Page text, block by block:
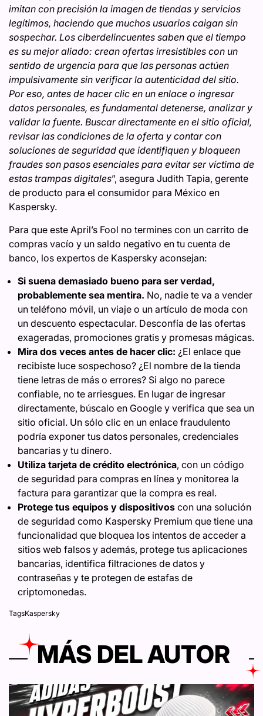
imitan con precisión la imagen de tiendas y servicios
legítimos, haciendo que muchos usuarios caigan sin
sospechar. Los ciberdelincuentes saben que el tiempo
es su mejor aliado: crean ofertas irresistibles con un
sentido de urgencia para que las personas actúen
impulsivamente sin verificar la autenticidad del sitio.
Por eso, antes de hacer clic en un enlace o ingresar
datos personales, es fundamental detenerse, analizar y
validar la fuente. Buscar directamente en el sitio oficial,
revisar las condiciones de la oferta y contar con
soluciones de seguridad que identifiquen y bloqueen
fraudes son pasos esenciales para evitar ser víctima de
estas trampas digitales”, asegura Judith Tapia, gerente
de producto para el consumidor para México en
Kaspersky.
Para que este April’s Fool no termines con un carrito de
compras vacío y un saldo negativo en tu cuenta de
banco, los expertos de Kaspersky aconsejan:
Si suena demasiado bueno para ser verdad,
probablemente sea mentira. No, nadie te va a vender
un teléfono móvil, un viaje o un artículo de moda con
un descuento espectacular. Desconfía de las ofertas
exageradas, promociones gratis y promesas mágicas.
Mira dos veces antes de hacer clic: ¿El enlace que
recibiste luce sospechoso? ¿El nombre de la tienda
tiene letras de más o errores? Si algo no parece
confiable, no te arriesgues. En lugar de ingresar
directamente, búscalo en Google y verifica que sea un
sitio oficial. Un sólo clic en un enlace fraudulento
podría exponer tus datos personales, credenciales
bancarias y tu dinero.
Utiliza tarjeta de crédito electrónica, con un código
de seguridad para compras en línea y monitorea la
factura para garantizar que la compra es real.
Protege tus equipos y dispositivos con una solución
de seguridad como Kaspersky Premium que tiene una
funcionalidad que bloquea los intentos de acceder a
sitios web falsos y además, protege tus aplicaciones
bancarias, identifica filtraciones de datos y
contraseñas y te protegen de estafas de
criptomonedas.
TagsKaspersky
MÁS DEL AUTOR